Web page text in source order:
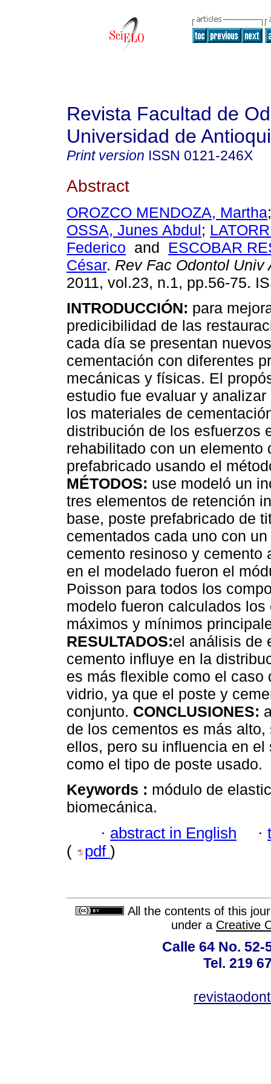
Revista Facultad de
Universidad de
Print version ISSN 0121-246X
Abstract
OROZCO MENDOZA, Martha
OSSA, Junes Abdul;
Federico and ESCOBAR
César. Rev Fac Odontol Univ
2011, vol.23, n.1, pp.56-75.
INTRODUCCIÓN: para
predicibilidad de las
cada día se presentan
cementación con diferentes
mecánicas y físicas. El
estudio fue evaluar y
los materiales de
distribución de los esfuerzos
rehabilitado con un
prefabricado usando el
MÉTODOS: use modeló un
tres elementos de retención
base, poste prefabricado de
cementados cada uno con
cemento resinoso y
en el modelado fueron el
Poisson para todos los
modelo fueron calculados
máximos y mínimos
RESULTADOS:el análisis de
cemento influye en la
es más flexible como el caso
vidrio, ya que el poste y
conjunto. CONCLUSIONES:
de los cementos es más
ellos, pero su influencia en
como el tipo de poste usado.
Keywords : módulo de
biomecánica.
· abstract in English ·
(
pdf )
All the contents of this
under a Creative
Calle 64 No. 52-
Tel. 219